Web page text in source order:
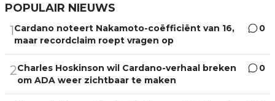
POPULAIR NIEUWS
1Cardano noteert Nakamoto-coëfficiënt van 16,
maar recordclaim roept vragen op
0
2Charles Hoskinson wil Cardano-verhaal breken
om ADA weer zichtbaar te maken
0